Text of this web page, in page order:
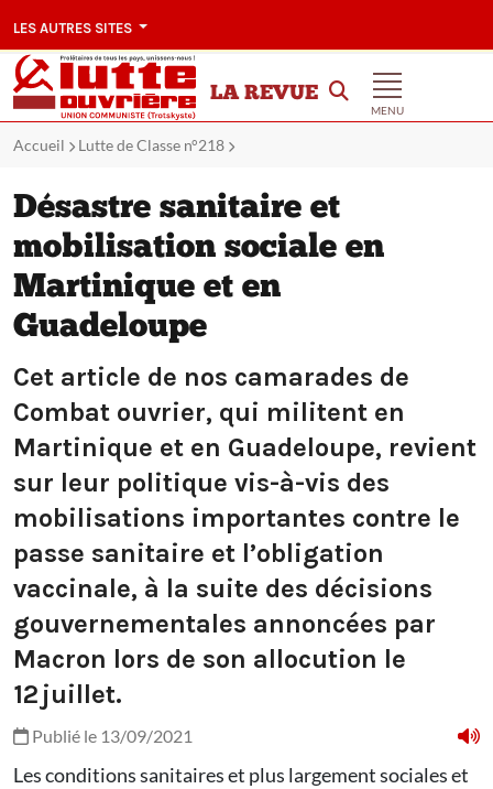
LES AUTRES SITES
LA REVUE
MENU
Accueil Lutte de Classe n°218
Désastre sanitaire et
mobilisation sociale en
Martinique et en
Guadeloupe
Cet article de nos camarades de
Combat ouvrier, qui militent en
Martinique et en Guadeloupe, revient
sur leur politique vis-à-vis des
mobilisations importantes contre le
passe sanitaire et l’obligation
vaccinale, à la suite des décisions
gouvernementales annoncées par
Macron lors de son allocution le
12 juillet.
Publié le 13/09/2021
Les conditions sanitaires et plus largement sociales et